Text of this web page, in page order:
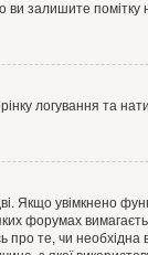
ви залишите помітку
логування та
Якщо увімкнено
форумах
про те, чи